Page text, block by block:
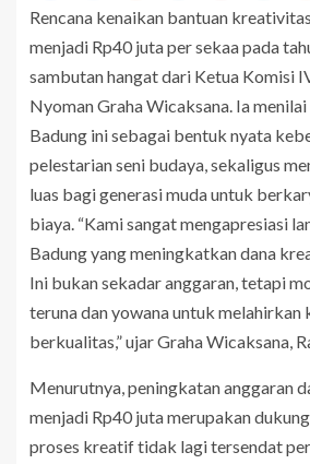
Rencana kenaikan bantuan
menjadi Rp40 juta per sekaa pada
sambutan hangat dari Ketua Komisi
Nyoman Graha Wicaksana. Ia
Badung ini sebagai bentuk nyata
pelestarian seni budaya, sekaligus
luas bagi generasi muda untuk
biaya. “Kami sangat mengapresiasi
Badung yang meningkatkan dana
Ini bukan sekadar anggaran, tetapi
teruna dan yowana untuk melahirkan
berkualitas,” ujar Graha Wicaksana,
Menurutnya, peningkatan anggaran
menjadi Rp40 juta merupakan
proses kreatif tidak lagi tersendat